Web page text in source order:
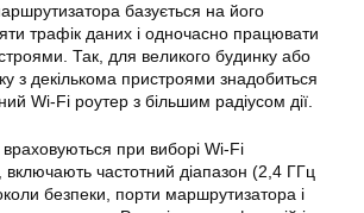
базується на його
трафік даних і одночасно працювати
Так, для великого будинку або
з декількома пристроями знадобиться
Wi-Fi роутер з більшим радіусом дії.
враховуються при виборі Wi-Fi
частотний діапазон (2,4 ГГц
безпеки, порти маршрутизатора і